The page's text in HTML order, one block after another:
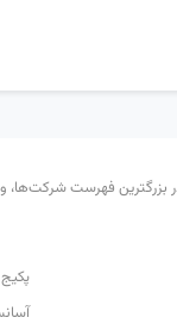
فهرست شرکت‌ها،
پکیج